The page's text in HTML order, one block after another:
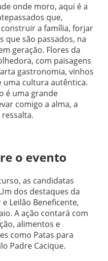
onde moro, aqui é a
que,
a família, forjar
que são passados, na
geração. Flores da
com paisagens
gastronomia, vinhos
uma cultura autêntica.
é uma grande
comigo a alma, a
o evento
as candidatas
dos destaques da
Leilão Beneficente,
A ação contará com
alimentos e
como Patas para
Padre Cacique.